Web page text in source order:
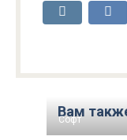
Вам
Софт